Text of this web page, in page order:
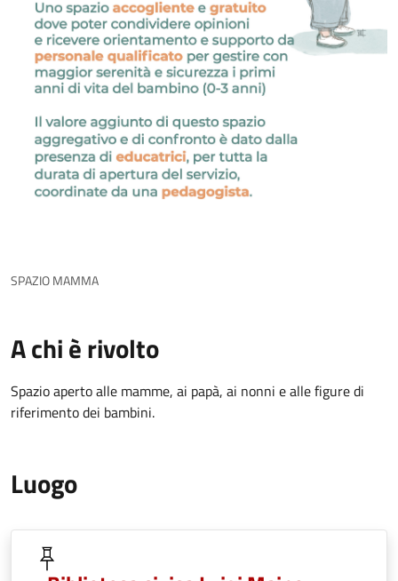
SPAZIO MAMMA
A chi è rivolto
Spazio aperto alle mamme, ai papà, ai nonni e alle figure di
riferimento dei bambini.
Luogo